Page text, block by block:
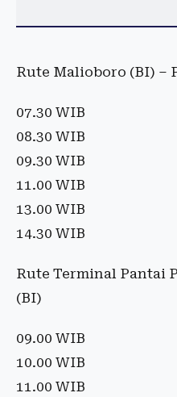
Rute Malioboro (BI) –
07.30 WIB
08.30 WIB
09.30 WIB
11.00 WIB
13.00 WIB
14.30 WIB
Rute Terminal Pantai
(BI)
09.00 WIB
10.00 WIB
11.00 WIB